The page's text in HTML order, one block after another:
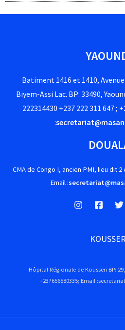
Batiment 1416 et 1410,
Biyem-Assi Lac. BP: 33490,
222314430 +237 222 311 647 ;
:
CMA de Congo I, ancien PMI, lieu dit 2
Email :
Hôpital Régionale de Kousseri BP:
+237656580335; Email